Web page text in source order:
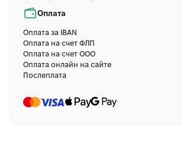
Оплата
Оплата за IBAN
Оплата на счет ФЛП
Оплата на счет ООО
Оплата онлайн на сайте
Послеплата